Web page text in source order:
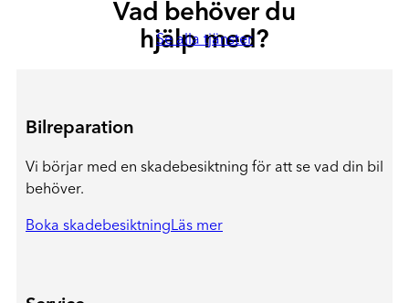
Vad behöver du
hjälp med?
Se alla tjänster
Bilreparation
Vi börjar med en skadebesiktning för att se vad din bil
behöver.
Boka skadebesiktningLäs mer